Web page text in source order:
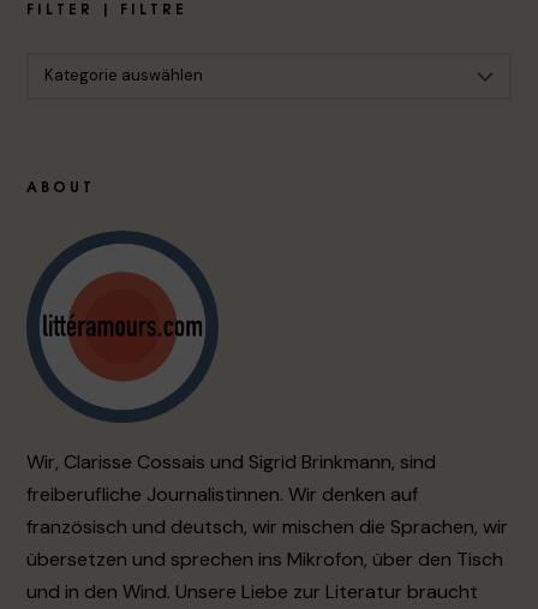
FILTER | FILTRE
ABOUT
Wir, Clarisse Cossais und Sigrid Brinkmann, sind
freiberufliche Journalistinnen. Wir denken auf
französisch und deutsch, wir mischen die Sprachen, wir
übersetzen und sprechen ins Mikrofon, über den Tisch
und in den Wind. Unsere Liebe zur Literatur braucht